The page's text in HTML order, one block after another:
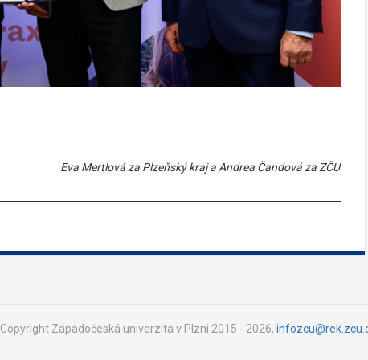
Eva Mertlová za Plzeňský kraj a Andrea Čandová za ZČU
Copyright Západočeská univerzita v Plzni 2015 - 2026,